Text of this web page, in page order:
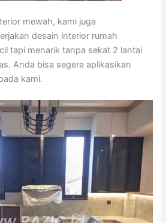
mewah, kami juga
desain interior rumah
tapi menarik tanpa sekat 2 lantai
Anda bisa segera aplikasikan
kami.